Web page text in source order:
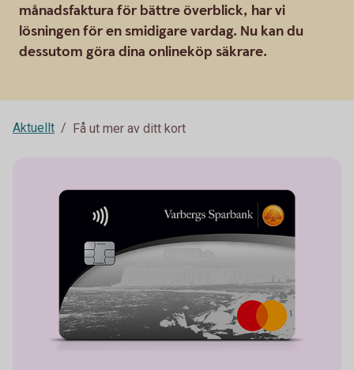
månadsfaktura för bättre överblick, har vi
lösningen för en smidigare vardag. Nu kan du
dessutom göra dina onlineköp säkrare.
Aktuellt Få ut mer av ditt kort